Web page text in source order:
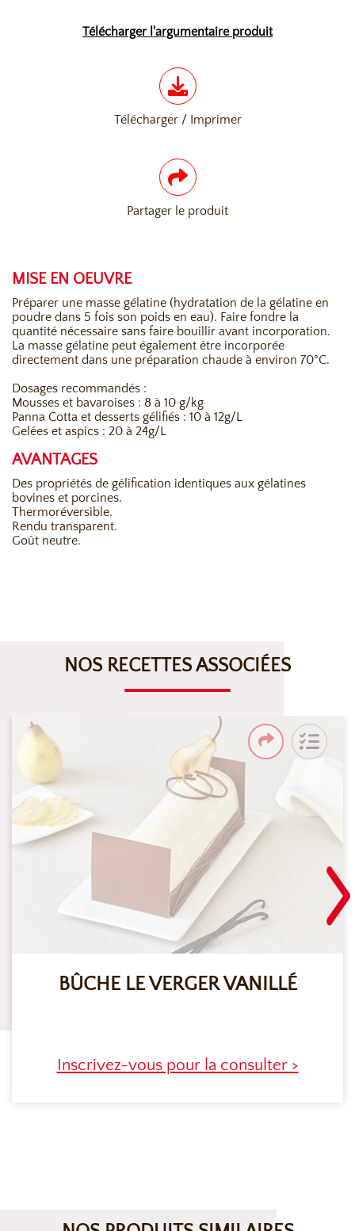
Télécharger l'argumentaire produit
Télécharger / Imprimer
Partager le produit
MISE EN OEUVRE
Préparer une masse gélatine (hydratation de la gélatine en
poudre dans 5 fois son poids en eau). Faire fondre la
quantité nécessaire sans faire bouillir avant incorporation.
La masse gélatine peut également être incorporée
directement dans une préparation chaude à environ 70°C.
Dosages recommandés :
Mousses et bavaroises : 8 à 10 g/kg
Panna Cotta et desserts gélifiés : 10 à 12g/L
Gelées et aspics : 20 à 24g/L
AVANTAGES
Des propriétés de gélification identiques aux gélatines
bovines et porcines.
Thermoréversible.
Rendu transparent.
Goût neutre.
NOS RECETTES ASSOCIÉES
BÛCHE LE VERGER VANILLÉ
Inscrivez-vous pour la consulter >